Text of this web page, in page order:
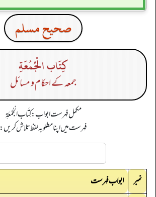
صحيح مسلم
كِتَاب الْجُمُعَةِ
جمعہ کے احکام و مسائل
مکمل فہرست ابواب: كِتَاب الْجُمُعَةِ
فہرست میں اپنا مطلوبہ لفظ تلاش کریں:
نمبر ابواب فہرست